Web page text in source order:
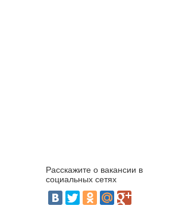
Расскажите о вакансии в
социальных сетях